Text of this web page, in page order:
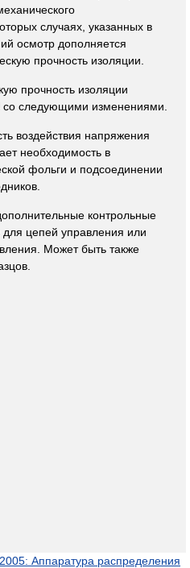
случаях, указанных в
осмотр дополняется
прочность изоляции.
прочность изоляции
со следующими изменениями.
воздействия напряжения
необходимость в
фольги и подсоединении
контрольные
цепей управления или
Может быть также
Аппаратура распределения